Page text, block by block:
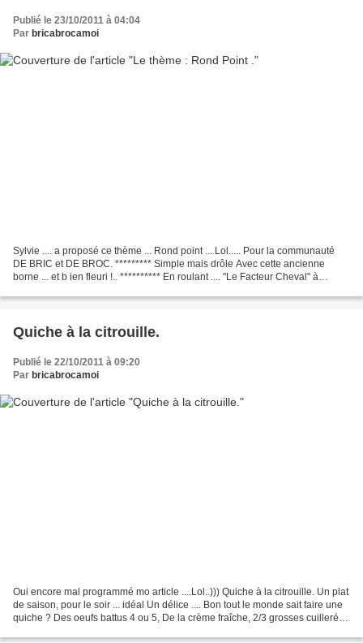
Publié le 23/10/2011 à 04:04
Par bricabrocamoi
Sylvie .... a proposé ce thème ... Rond point ... Lol..... Pour la communauté
DE BRIC et DE BROC. ********* Simple mais drôle Avec cette ancienne
borne ... et b ien fleuri !.. ********** En roulant .... "Le Facteur Cheval" à
Quiche à la citrouille.
Publié le 22/10/2011 à 09:20
Par bricabrocamoi
Oui encore mal programmé mo article ....Lol..))) Quiche à la citrouille. Un plat
de saison, pour le soir ... idéal Un délice .... Bon tout le monde sait faire une
quiche ? Des oeufs battus 4 ou 5, De la crème fraîche, 2/3 grosses cuillerées